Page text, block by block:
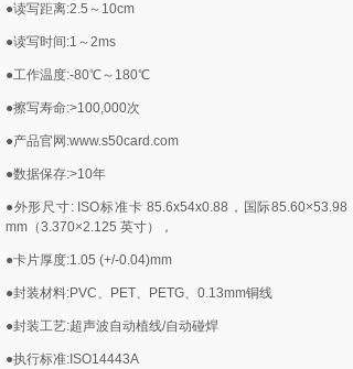
●读写距离:2.5～10cm
●读写时间:1～2ms
●工作温度:-80℃～180℃
●擦写寿命:>100,000次
●产品官网:www.s50card.com
●数据保存:>10年
●外形尺寸: ISO标准卡 85.6x54x0.88，国际85.60×53.98
mm（3.370×2.125 英寸），
●卡片厚度:1.05 (+/-0.04)mm
●封装材料:PVC、PET、PETG、0.13mm铜线
●封装工艺:超声波自动植线/自动碰焊
●执行标准:ISO14443A